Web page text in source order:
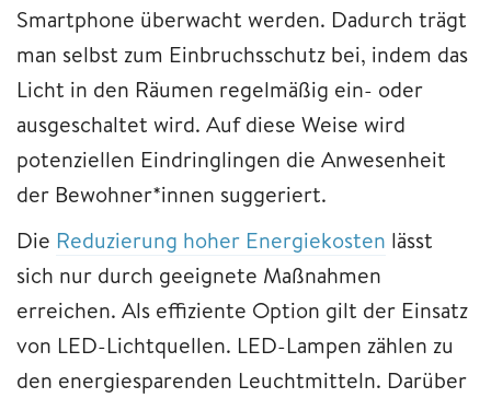
Smartphone überwacht werden. Dadurch trägt
man selbst zum Einbruchsschutz bei, indem das
Licht in den Räumen regelmäßig ein- oder
ausgeschaltet wird. Auf diese Weise wird
potenziellen Eindringlingen die Anwesenheit
der Bewohner*innen suggeriert.
Die Reduzierung hoher Energiekosten lässt
sich nur durch geeignete Maßnahmen
erreichen. Als effiziente Option gilt der Einsatz
von LED-Lichtquellen. LED-Lampen zählen zu
den energiesparenden Leuchtmitteln. Darüber